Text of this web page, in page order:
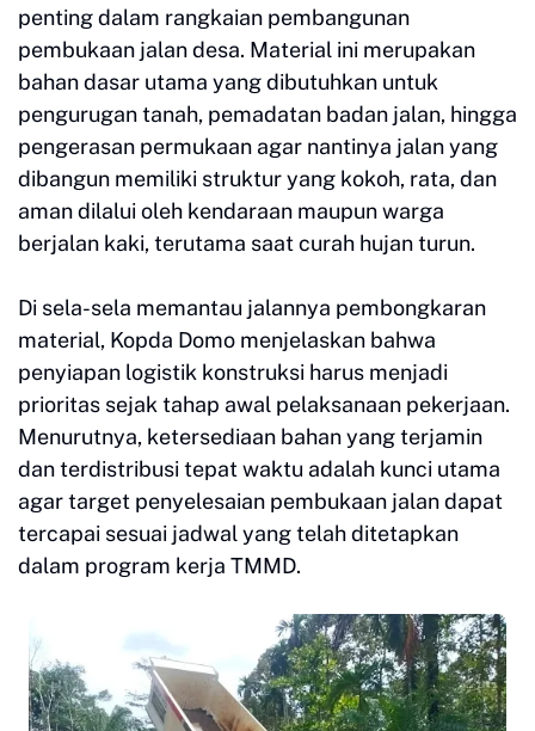
penting dalam rangkaian pembangunan
pembukaan jalan desa. Material ini merupakan
bahan dasar utama yang dibutuhkan untuk
pengurugan tanah, pemadatan badan jalan, hingga
pengerasan permukaan agar nantinya jalan yang
dibangun memiliki struktur yang kokoh, rata, dan
aman dilalui oleh kendaraan maupun warga
berjalan kaki, terutama saat curah hujan turun.
Di sela-sela memantau jalannya pembongkaran
material, Kopda Domo menjelaskan bahwa
penyiapan logistik konstruksi harus menjadi
prioritas sejak tahap awal pelaksanaan pekerjaan.
Menurutnya, ketersediaan bahan yang terjamin
dan terdistribusi tepat waktu adalah kunci utama
agar target penyelesaian pembukaan jalan dapat
tercapai sesuai jadwal yang telah ditetapkan
dalam program kerja TMMD.